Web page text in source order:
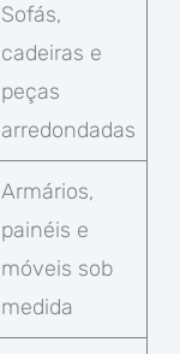
Sofás,
cadeiras e
peças
arredondadas
Armários,
painéis e
móveis sob
medida